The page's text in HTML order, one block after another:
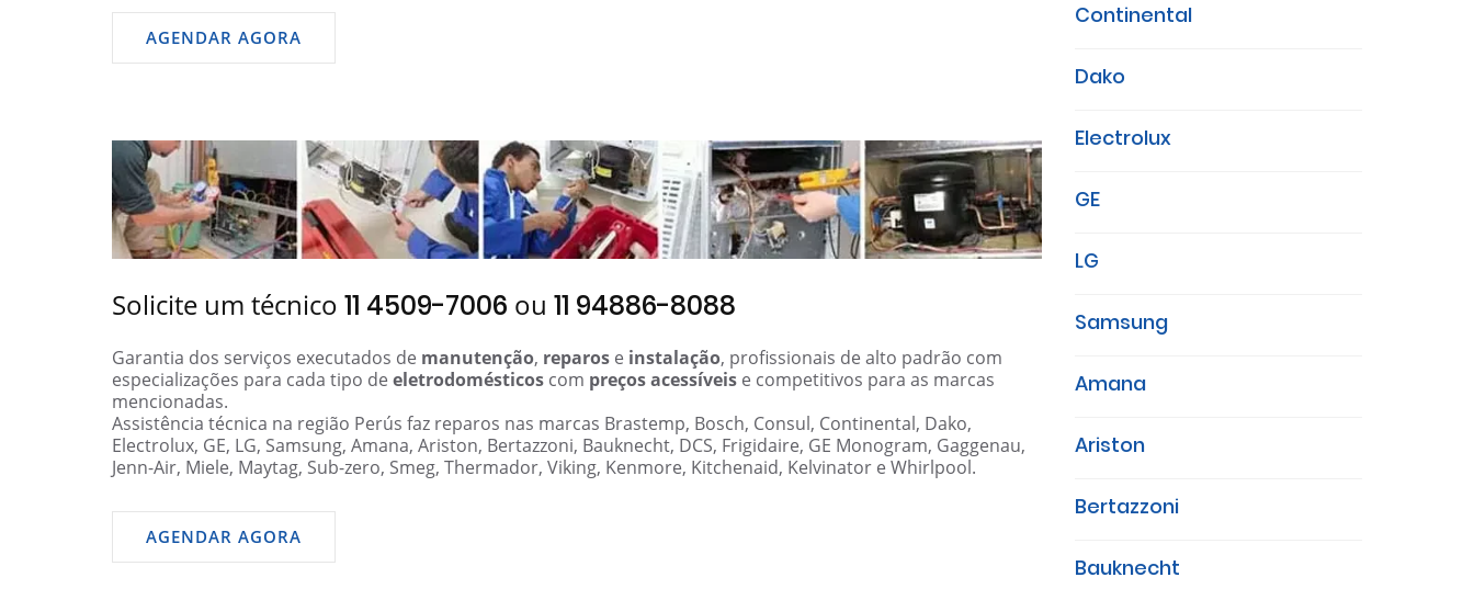
AGENDAR AGORA
Solicite um técnico 11 4509-7006 ou 11 94886-8088
Garantia dos serviços executados de manutenção, reparos e instalação, profissionais de alto padrão com
especializações para cada tipo de eletrodomésticos com preços acessíveis e competitivos para as marcas
mencionadas.
Assistência técnica na região Perús faz reparos nas marcas Brastemp, Bosch, Consul, Continental, Dako,
Electrolux, GE, LG, Samsung, Amana, Ariston, Bertazzoni, Bauknecht, DCS, Frigidaire, GE Monogram, Gaggenau,
Jenn-Air, Miele, Maytag, Sub-zero, Smeg, Thermador, Viking, Kenmore, Kitchenaid, Kelvinator e Whirlpool.
AGENDAR AGORA
Continental
Dako
Electrolux
GE
LG
Samsung
Amana
Ariston
Bertazzoni
Bauknecht